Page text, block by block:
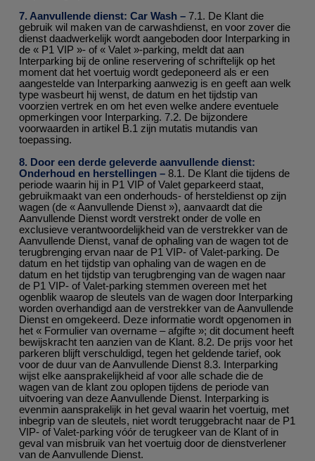
7. Aanvullende dienst: Car Wash – 7.1. De Klant die
gebruik wil maken van de carwashdienst, en voor zover die
dienst daadwerkelijk wordt aangeboden door Interparking in
de « P1 VIP »- of « Valet »-parking, meldt dat aan
Interparking bij de online reservering of schriftelijk op het
moment dat het voertuig wordt gedeponeerd als er een
aangestelde van Interparking aanwezig is en geeft aan welk
type wasbeurt hij wenst, de datum en het tijdstip van
voorzien vertrek en om het even welke andere eventuele
opmerkingen voor Interparking. 7.2. De bijzondere
voorwaarden in artikel B.1 zijn mutatis mutandis van
toepassing.
8. Door een derde geleverde aanvullende dienst:
Onderhoud en herstellingen –8.1. De Klant die tijdens de
periode waarin hij in P1 VIP of Valet geparkeerd staat,
gebruikmaakt van een onderhouds- of hersteldienst op zijn
wagen (de « Aanvullende Dienst »), aanvaardt dat die
Aanvullende Dienst wordt verstrekt onder de volle en
exclusieve verantwoordelijkheid van de verstrekker van de
Aanvullende Dienst, vanaf de ophaling van de wagen tot de
terugbrenging ervan naar de P1 VIP- of Valet-parking. De
datum en het tijdstip van ophaling van de wagen en de
datum en het tijdstip van terugbrenging van de wagen naar
de P1 VIP- of Valet-parking stemmen overeen met het
ogenblik waarop de sleutels van de wagen door Interparking
worden overhandigd aan de verstrekker van de Aanvullende
Dienst en omgekeerd. Deze informatie wordt opgenomen in
het « Formulier van overname – afgifte »; dit document heeft
bewijskracht ten aanzien van de Klant. 8.2. De prijs voor het
parkeren blijft verschuldigd, tegen het geldende tarief, ook
voor de duur van de Aanvullende Dienst 8.3. Interparking
wijst elke aansprakelijkheid af voor alle schade die de
wagen van de klant zou oplopen tijdens de periode van
uitvoering van deze Aanvullende Dienst. Interparking is
evenmin aansprakelijk in het geval waarin het voertuig, met
inbegrip van de sleutels, niet wordt teruggebracht naar de P1
VIP- of Valet-parking vóór de terugkeer van de Klant of in
geval van misbruik van het voertuig door de dienstverlener
van de Aanvullende Dienst.